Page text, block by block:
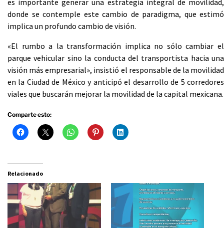
es importante generar una estrategia integral de movilidad,
donde se contemple este cambio de paradigma, que estimó
implica un profundo cambio de visión.
«El rumbo a la transformación implica no sólo cambiar el
parque vehicular sino la conducta del transportista hacia una
visión más empresarial», insistió el responsable de la movilidad
en la Ciudad de México y anticipó el desarrollo de 5 corredores
viales que buscarán mejorar la movilidad de la capital mexicana.
Comparte esto:
Relacionado